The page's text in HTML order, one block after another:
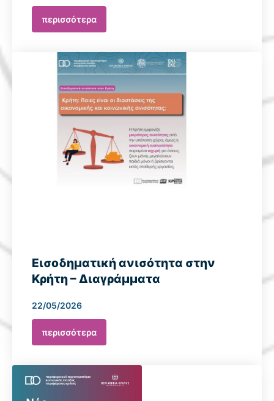
περισσότερα
Εισοδηματική ανισότητα στην
Κρήτη – Διαγράμματα
22/05/2026
περισσότερα